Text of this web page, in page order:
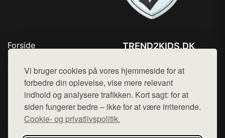
Vi bruger cookies på vores hjemmeside for at
forbedre din oplevelse, vise mere relevant
indhold og analysere trafikken. Kort sagt: for at
siden fungerer bedre – ikke for at være irriterende.
Cookie- og privatlivspolitik.
Forside
Top Rabatter
Blog
Kontakt
TREND2KIDS.DK
Mail: hej@want.dk
Cookie- og privatlivspolitik